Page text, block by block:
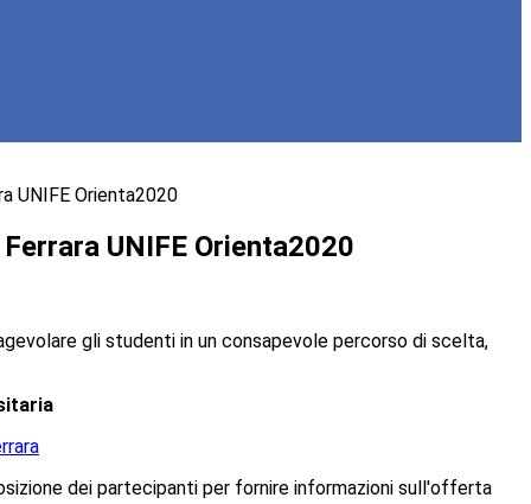
UNIFE Orienta2020
UNIFE Orienta2020
gli studenti in un consapevole percorso di scelta,
dei partecipanti per fornire informazioni sull'offerta